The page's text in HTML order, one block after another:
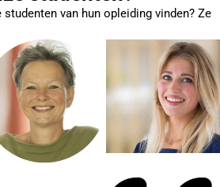
van hun opleiding vinden? Ze